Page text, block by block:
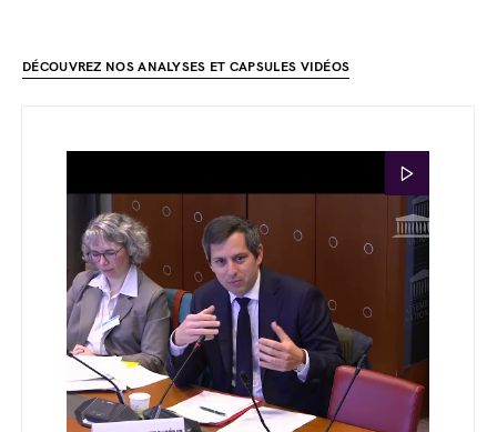
DÉCOUVREZ NOS ANALYSES ET CAPSULES VIDÉOS